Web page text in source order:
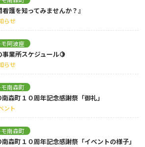
看護を知ってみませんか？』
らせ
モ阿波座
事業所スケジュール🍋
らせ
モ南森町
森町１０周年記念感謝祭「御礼」
ント
モ南森町
森町１０周年記念感謝祭「イベントの様子」